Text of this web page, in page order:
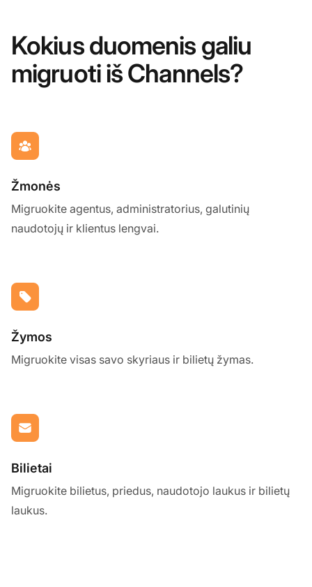
Kokius duomenis galiu
migruoti iš Channels?
Žmonės
Migruokite agentus, administratorius, galutinių
naudotojų ir klientus lengvai.
Žymos
Migruokite visas savo skyriaus ir bilietų žymas.
Bilietai
Migruokite bilietus, priedus, naudotojo laukus ir bilietų
laukus.